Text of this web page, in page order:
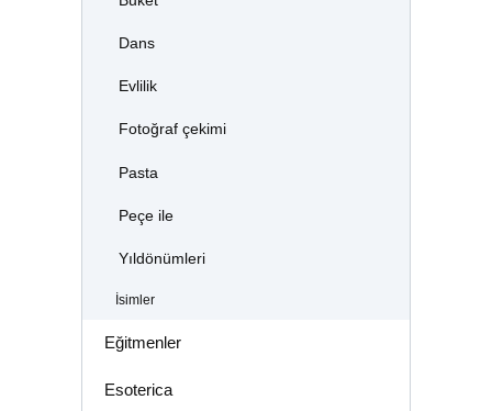
Dans
Evlilik
Fotoğraf çekimi
Pasta
Peçe ile
Yıldönümleri
İsimler
Eğitmenler
Esoterica